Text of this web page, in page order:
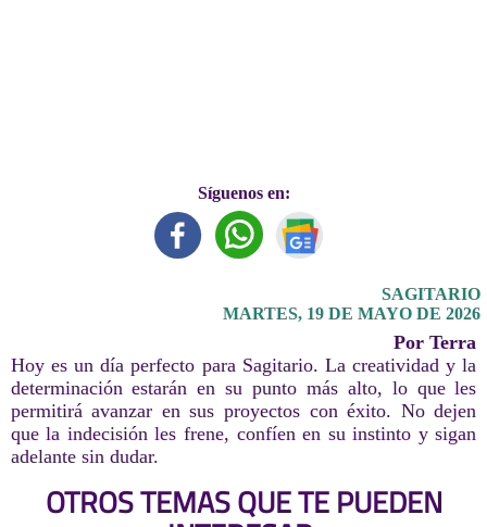
Síguenos en:
SAGITARIO
MARTES, 19 DE MAYO DE 2026
Por Terra
Hoy es un día perfecto para Sagitario. La creatividad y la
determinación estarán en su punto más alto, lo que les
permitirá avanzar en sus proyectos con éxito. No dejen
que la indecisión les frene, confíen en su instinto y sigan
adelante sin dudar.
OTROS TEMAS QUE TE PUEDEN